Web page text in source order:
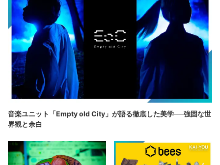
音楽ユニット「Empty old City」が語る徹底した美学──強固な世
界観と余白